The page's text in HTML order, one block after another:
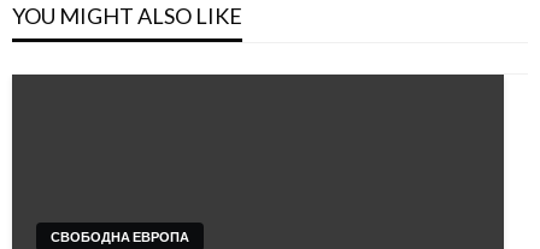
YOU MIGHT ALSO LIKE
СВОБОДНА ЕВРОПА